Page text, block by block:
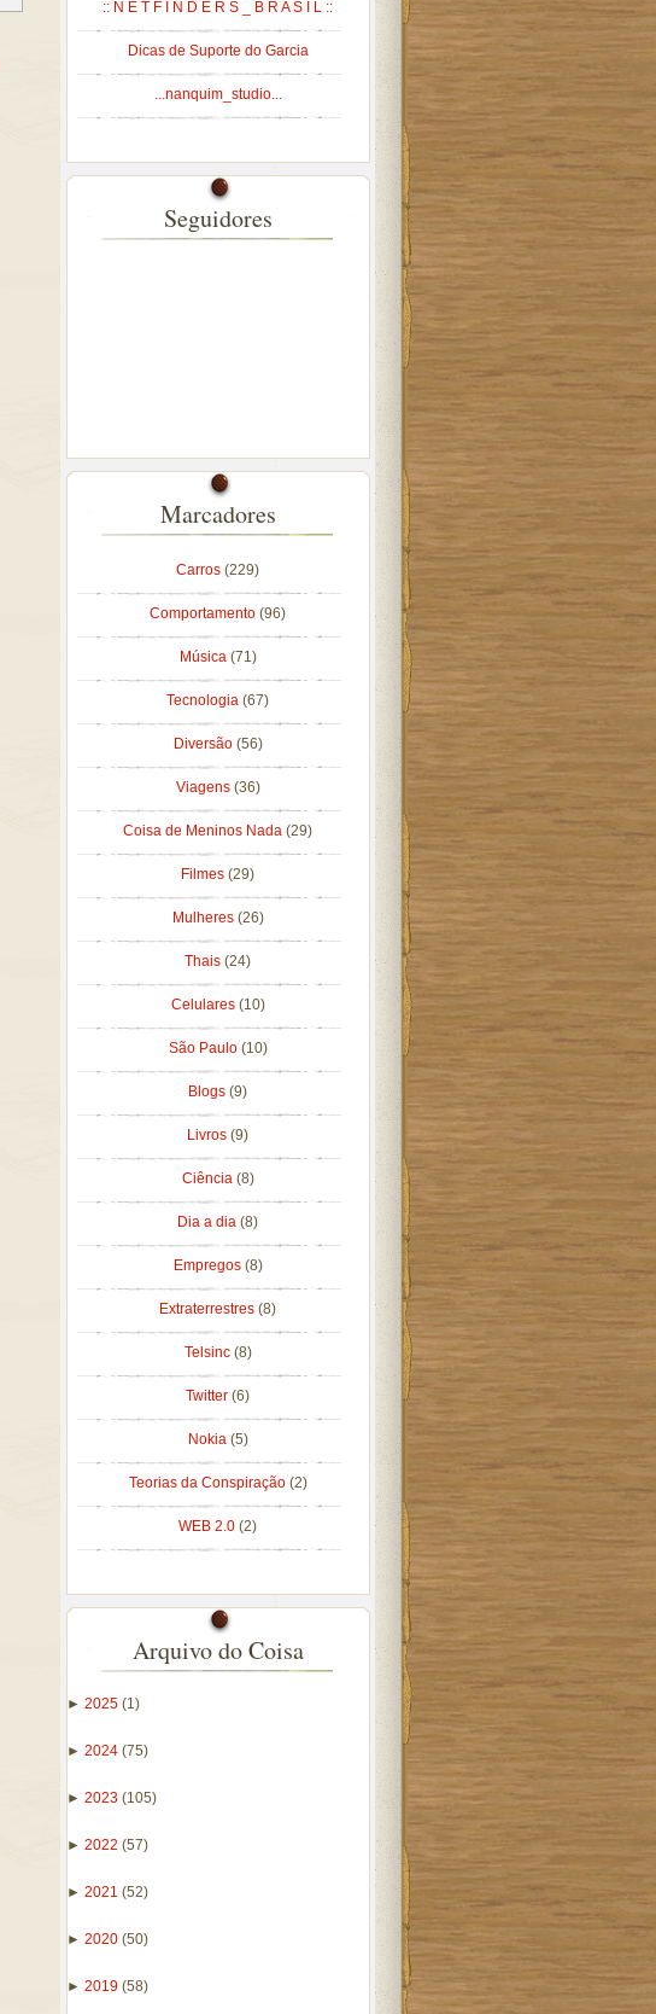
:: N E T F I N D E R S _ B R A S I L ::
Dicas de Suporte do Garcia
...nanquim_studio...
Seguidores
Marcadores
Carros (229)
Comportamento (96)
Música (71)
Tecnologia (67)
Diversão (56)
Viagens (36)
Coisa de Meninos Nada (29)
Filmes (29)
Mulheres (26)
Thais (24)
Celulares (10)
São Paulo (10)
Blogs (9)
Livros (9)
Ciência (8)
Dia a dia (8)
Empregos (8)
Extraterrestres (8)
Telsinc (8)
Twitter (6)
Nokia (5)
Teorias da Conspiração (2)
WEB 2.0 (2)
Arquivo do Coisa
► 2025 (1)
► 2024 (75)
► 2023 (105)
► 2022 (57)
► 2021 (52)
► 2020 (50)
► 2019 (58)